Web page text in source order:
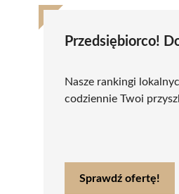
Przedsiębiorco!
Nasze rankingi
codziennie Twoi
Sprawdź ofertę!